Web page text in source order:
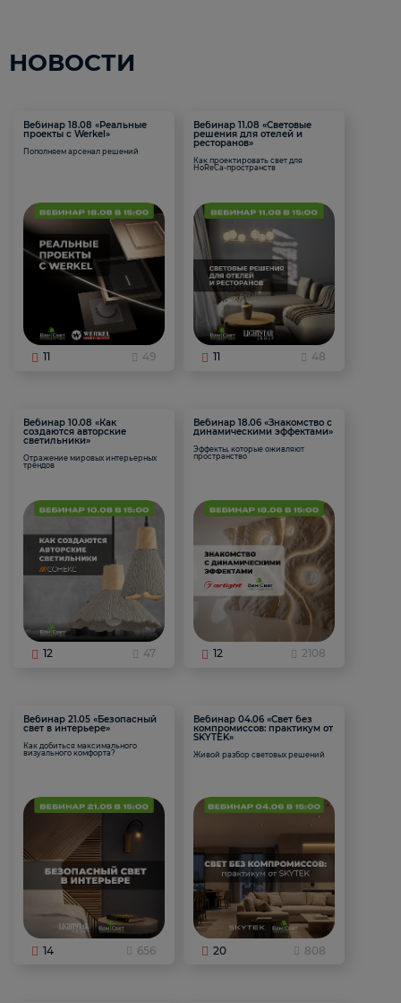
НОВОСТИ
Вебинар 18.08 «Реальные
проекты с Werkel»
Пополняем арсенал решений
11 49
Вебинар 11.08 «Световые
решения для отелей и
ресторанов»
Как проектировать свет для
HoReCa-пространств
11 48
Вебинар 10.08 «Как
создаются авторские
светильники»
Отражение мировых интерьерных
трендов
12 47
Вебинар 18.06 «Знакомство с
динамическими эффектами»
Эффекты, которые оживляют
пространство
12 2108
Вебинар 21.05 «Безопасный
свет в интерьере»
Как добиться максимального
визуального комфорта?
14 656
Вебинар 04.06 «Свет без
компромиссов: практикум от
SKYTEK»
Живой разбор световых решений
20 808